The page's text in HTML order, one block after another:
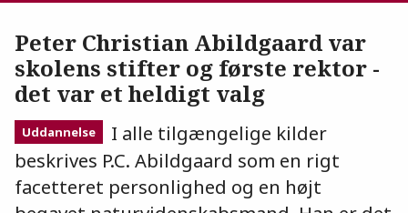
Peter Christian Abildgaard var
skolens stifter og første rektor -
det var et heldigt valg
Uddannelse
I alle tilgængelige kilder
beskrives P.C. Abildgaard som en rigt
facetteret personlighed og en højt